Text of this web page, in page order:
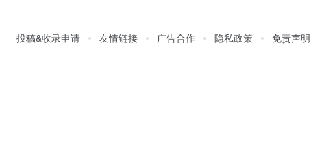
投稿&收录申请 友情链接 广告合作 隐私政策 免责声明